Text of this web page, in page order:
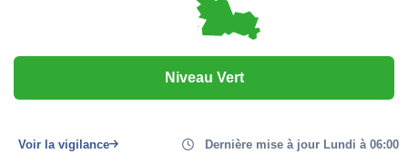
Niveau Vert
Voir la vigilance Dernière mise à jour Lundi à 06:00